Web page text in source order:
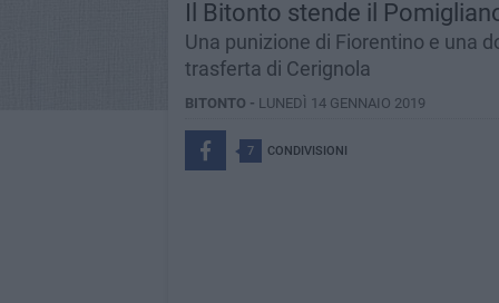
Il Bitonto stende il
Una punizione di Fiorentino e una
trasferta di Cerignola
BITONTO - LUNEDÌ 14 GENNAIO 2019
7 CONDIVISIONI